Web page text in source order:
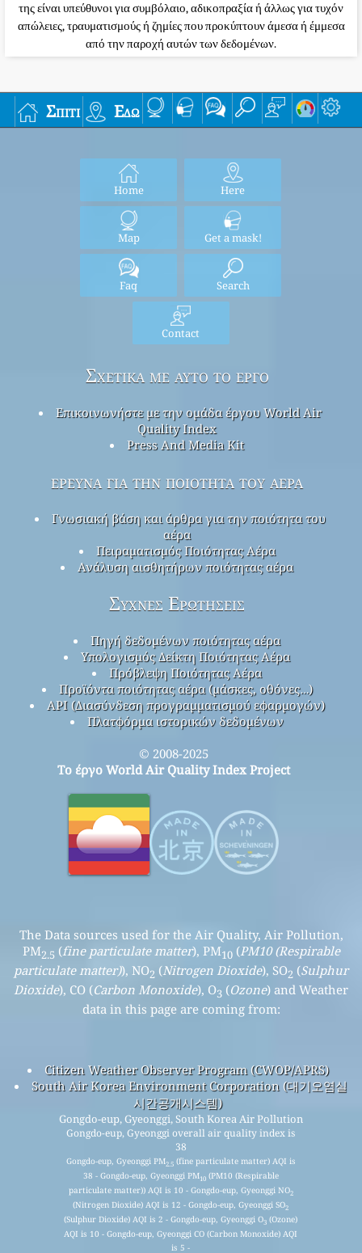
της είναι υπεύθυνοι για συμβόλαιο, αδικοπραξία ή άλλως για τυχόν
απώλειες, τραυματισμούς ή ζημίες που προκύπτουν άμεσα ή έμμεσα
από την παροχή αυτών των δεδομένων.
Σπίτι Εδώ
Home Here
Map Get a mask!
Faq Search
Contact
Σχετικά με αυτό το έργο
Επικοινωνήστε με την ομάδα έργου World Air
Quality Index
Press And Media Kit
έρευνα για την ποιότητα του αέρα
Γνωσιακή βάση και άρθρα για την ποιότητα του
αέρα
Πειραματισμός Ποιότητας Αέρα
Ανάλυση αισθητήρων ποιότητας αέρα
Συχνές Ερωτήσεις
Πηγή δεδομένων ποιότητας αέρα
Υπολογισμός Δείκτη Ποιότητας Αέρα
Πρόβλεψη Ποιότητας Αέρα
Προϊόντα ποιότητας αέρα (μάσκες, οθόνες…)
API (Διασύνδεση προγραμματισμού εφαρμογών)
Πλατφόρμα ιστορικών δεδομένων
© 2008-2025
Το έργο World Air Quality Index Project
The Data sources used for the Air Quality, Air Pollution,
PM2.5 (fine particulate matter), PM10(PM10 (Respirable
particulate matter)), NO2 (Nitrogen Dioxide), SO2 (Sulphur
Dioxide), CO (Carbon Monoxide), O3 (Ozone) and Weather
data in this page are coming from:
Citizen Weather Observer Program (CWOP/APRS)
South Air Korea Environment Corporation (대기오염실
시간공개시스템)
Gongdo-eup, Gyeonggi, South Korea Air Pollution
Gongdo-eup, Gyeonggi overall air quality index is
38
Gongdo-eup, Gyeonggi PM2.5(fine particulate matter) AQI is
38 - Gongdo-eup, Gyeonggi PM10(PM10 (Respirable
particulate matter)) AQI is 10 - Gongdo-eup, Gyeonggi NO2
(Nitrogen Dioxide) AQI is 12 - Gongdo-eup, Gyeonggi SO2
(Sulphur Dioxide) AQI is 2 - Gongdo-eup, Gyeonggi O3 (Ozone)
AQI is 10 - Gongdo-eup, Gyeonggi CO (Carbon Monoxide) AQI
is 5 -